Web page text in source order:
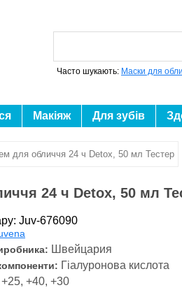
Часто шукають: Маски для
Макіяж Для зубів
для обличчя 24 ч Detox, 50 мл Тестер
24 ч Detox, 50 мл
Juv-676090
Швейцария
Гіалуронова кислота
+40, +30